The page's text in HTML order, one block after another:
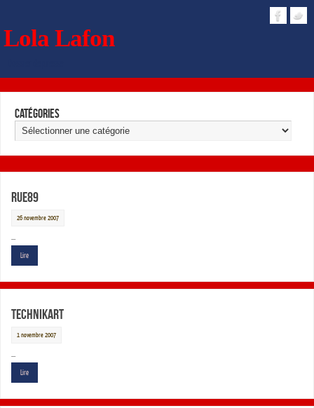
Lola Lafon
Catégories
Rue89
26 novembre 2007
…
Lire
Technikart
1 novembre 2007
…
Lire